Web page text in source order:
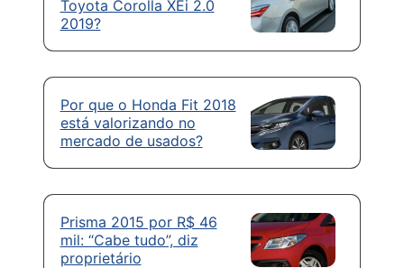
Toyota Corolla XEi 2.0
2019?
Por que o Honda Fit 2018
está valorizando no
mercado de usados?
Prisma 2015 por R$ 46
mil: “Cabe tudo”, diz
proprietário